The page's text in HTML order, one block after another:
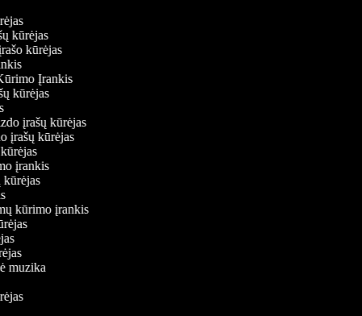
kūrėjas
kūrėjas
Įrankis
kūrėjas
įrašų kūrėjas
įrašų kūrėjas
įrankis
kūrėjas
kūrimo įrankis
muzika